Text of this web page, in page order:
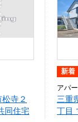
寺２
同住宅
新着
アパー
三重
丁目